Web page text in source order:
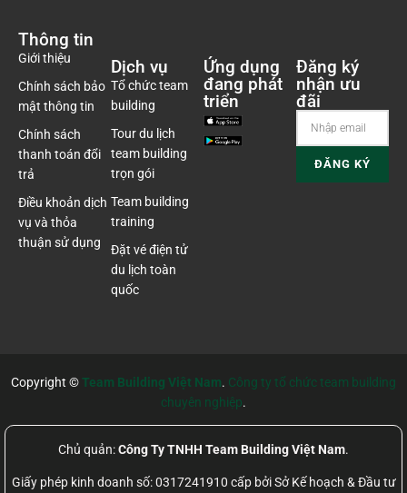
Thông tin
Giới thiệu
Chính sách bảo
mật thông tin
Chính sách
thanh toán đổi
trả
Điều khoản dịch
vụ và thỏa
thuận sử dụng
Dịch vụ
Tổ chức team
building
Tour du lịch
team building
trọn gói
Team building
training
Đặt vé điện tử
du lịch toàn
quốc
Ứng dụng
đang phát
triển
Đăng ký
nhận ưu
đãi
Copyright ©Team Building Việt Nam. Công ty tổ chức team building
chuyên nghiệp.
Chủ quản:Công Ty TNHH Team Building Việt Nam.
Giấy phép kinh doanh số: 0317241910 cấp bởi Sở Kế hoạch & Đầu tư